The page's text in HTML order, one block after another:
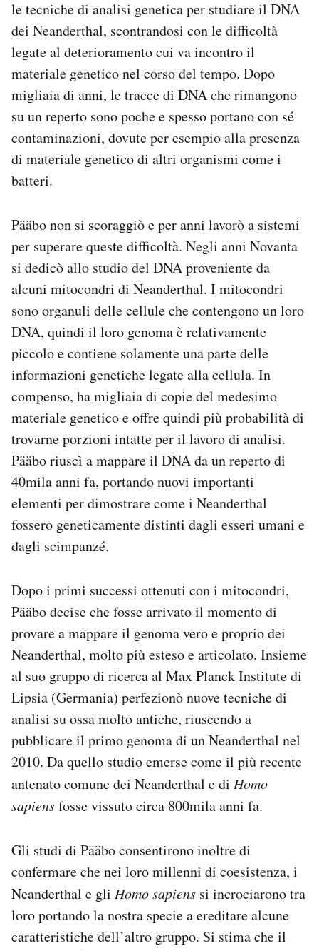
le tecniche di analisi genetica per studiare il DNA
dei Neanderthal, scontrandosi con le difficoltà
legate al deterioramento cui va incontro il
materiale genetico nel corso del tempo. Dopo
migliaia di anni, le tracce di DNA che rimangono
su un reperto sono poche e spesso portano con sé
contaminazioni, dovute per esempio alla presenza
di materiale genetico di altri organismi come i
batteri.
Pääbo non si scoraggiò e per anni lavorò a sistemi
per superare queste difficoltà. Negli anni Novanta
si dedicò allo studio del DNA proveniente da
alcuni mitocondri di Neanderthal. I mitocondri
sono organuli delle cellule che contengono un loro
DNA, quindi il loro genoma è relativamente
piccolo e contiene solamente una parte delle
informazioni genetiche legate alla cellula. In
compenso, ha migliaia di copie del medesimo
materiale genetico e offre quindi più probabilità di
trovarne porzioni intatte per il lavoro di analisi.
Pääbo riuscì a mappare il DNA da un reperto di
40mila anni fa, portando nuovi importanti
elementi per dimostrare come i Neanderthal
fossero geneticamente distinti dagli esseri umani e
dagli scimpanzé.
Dopo i primi successi ottenuti con i mitocondri,
Pääbo decise che fosse arrivato il momento di
provare a mappare il genoma vero e proprio dei
Neanderthal, molto più esteso e articolato. Insieme
al suo gruppo di ricerca al Max Planck Institute di
Lipsia (Germania) perfezionò nuove tecniche di
analisi su ossa molto antiche, riuscendo a
pubblicare il primo genoma di un Neanderthal nel
2010. Da quello studio emerse come il più recente
antenato comune dei Neanderthal e di Homo
sapiensfosse vissuto circa 800mila anni fa.
Gli studi di Pääbo consentirono inoltre di
confermare che nei loro millenni di coesistenza, i
Neanderthal e gli Homo sapiens si incrociarono tra
loro portando la nostra specie a ereditare alcune
caratteristiche dell’altro gruppo. Si stima che il